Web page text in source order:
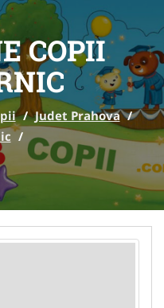
COPII
/ Judet Prahova /
/